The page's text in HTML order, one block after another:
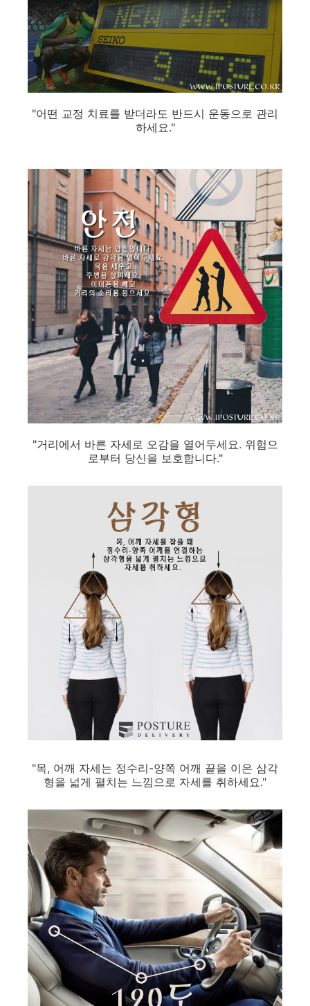
"어떤 교정 치료를 받더라도 반드시 운동으로 관리
하세요."
"거리에서 바른 자세로 오감을 열어두세요. 위험으
로부터 당신을 보호합니다."
"목, 어깨 자세는 정수리-양쪽 어깨 끝을 이은 삼각
형을 넓게 펼치는 느낌으로 자세를 취하세요."